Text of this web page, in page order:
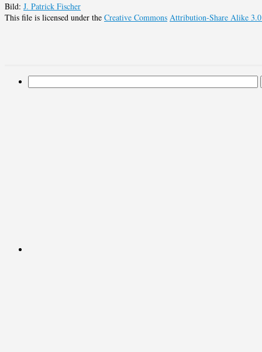
Bild: J. Patrick Fischer
This file is licensed under the Creative Commons Attribution-Share Alike